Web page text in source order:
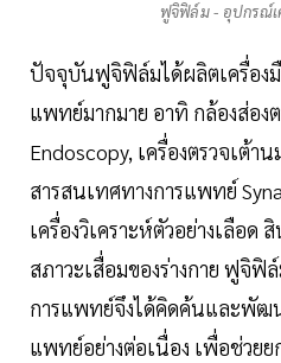
ฟูจิฟิล์ม - อุปกรณ์
ปัจจุบันฟูจิฟิล์มได้ผลิตเครื่อง
แพทย์มากมาย อาทิ กล้องส่อง
Endoscopy, เครื่องตรวจเต้า
สารสนเทศทางการแพทย์
เครื่องวิเคราะห์ตัวอย่างเลือ
สภาวะเสื่อมของร่างกาย ฟูจิฟิ
การแพทย์จึงได้คิดค้นและพัฒ
แพทย์อย่างต่อเนื่อง เพื่อช่วย